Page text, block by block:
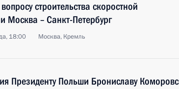
строительства скоростной
Москва – Санкт-Петербург
18:00 Москва, Кремль
Президенту Польши Брониславу